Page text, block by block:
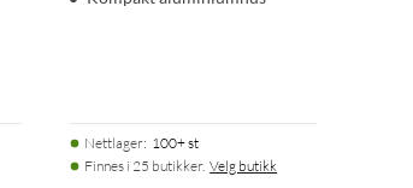
Nettlager: 100+ st
Finnes i 25 butikker. Velg butikk